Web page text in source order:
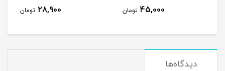
45,000 تومان 28,900 تومان
دیدگاه‌ها